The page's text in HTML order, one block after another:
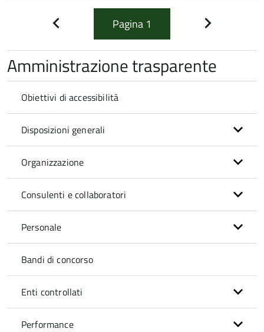
Pagina 1
Amministrazione trasparente
Obiettivi di accessibilità
Disposizioni generali
Organizzazione
Consulenti e collaboratori
Personale
Bandi di concorso
Enti controllati
Performance